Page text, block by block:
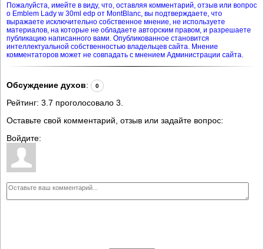
Пожалуйста, имейте в виду, что, оставляя комментарий, отзыв или вопрос
о Emblem Lady w 30ml edp от MontBlanc, вы подтверждаете, что
выражаете исключительно собственное мнение, не используете
материалов, на которые не обладаете авторским правом, и разрешаете
публикацию написанного вами. Опубликованное становится
интеллектуальной собственностью владельцев сайта. Мнение
комментаторов может не совпадать с мнением Администрации сайта.
Обсуждение духов: 0
Рейтинг: 3.7 проголосовало 3
Оставьте свой комментарий, отзыв или задайте вопрос:
Войдите: